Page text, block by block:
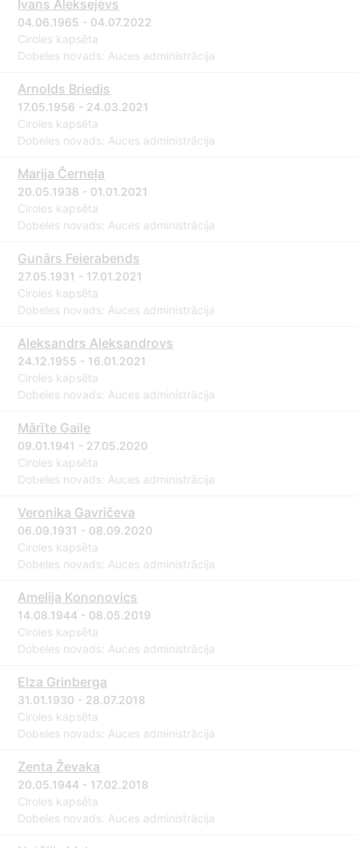
Ivans Aleksejevs
04.06.1965 - 04.07.2022
Ciroles kapsēta
Dobeles novads: Auces administrācija
Arnolds Briedis
17.05.1956 - 24.03.2021
Ciroles kapsēta
Dobeles novads: Auces administrācija
Marija Černeļa
20.05.1938 - 01.01.2021
Ciroles kapsēta
Dobeles novads: Auces administrācija
Gunārs Feierabends
27.05.1931 - 17.01.2021
Ciroles kapsēta
Dobeles novads: Auces administrācija
Aleksandrs Aleksandrovs
24.12.1955 - 16.01.2021
Ciroles kapsēta
Dobeles novads: Auces administrācija
Mārīte Gaile
09.01.1941 - 27.05.2020
Ciroles kapsēta
Dobeles novads: Auces administrācija
Veronika Gavričeva
06.09.1931 - 08.09.2020
Ciroles kapsēta
Dobeles novads: Auces administrācija
Amelija Kononovics
14.08.1944 - 08.05.2019
Ciroles kapsēta
Dobeles novads: Auces administrācija
Elza Grinberga
31.01.1930 - 28.07.2018
Ciroles kapsēta
Dobeles novads: Auces administrācija
Zenta Ževaka
20.05.1944 - 17.02.2018
Ciroles kapsēta
Dobeles novads: Auces administrācija